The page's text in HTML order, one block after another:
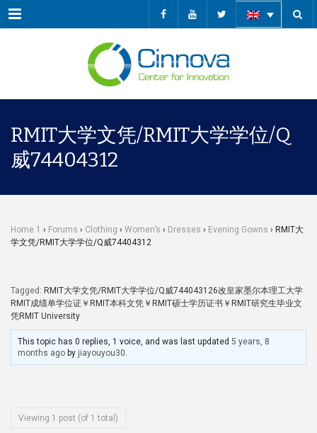
Menu
RMIT大学文凭/RMIT大学学位/Q
威74404312
Home 1 › Forums › Clothing › Women’s › Dresses › Evening Gowns › RMIT大
学文凭/RMIT大学学位/Q威74404312
Tagged: RMIT大学文凭/RMIT大学学位/Q威744043126改皇家墨尔本理工大学
RMIT成绩单学位证￥RMIT本科文凭￥RMIT硕士学历证书￥RMIT研究生毕业文
凭RMIT University
This topic has 0 replies, 1 voice, and was last updated5 years, 8
months ago by jiayouyou30.
Viewing 1 post (of 1 total)